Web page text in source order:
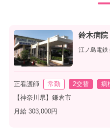
鈴木病院
江ノ島電鉄
正看護師 常勤 2交替
病
【神奈川県】鎌倉市
月給 303,000円